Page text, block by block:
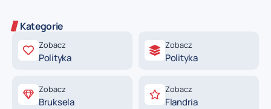
Kategorie
Zobacz
Polityka
Zobacz
Polityka
Zobacz
Bruksela
Zobacz
Flandria